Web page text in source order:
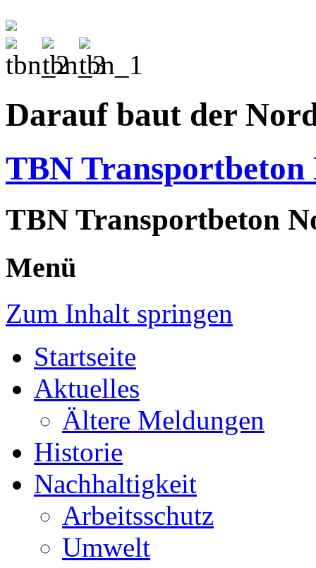
Darauf baut der
TBN
TBN Transportbeton
Menü
Zum Inhalt springen
Startseite
Aktuelles
Ältere Meldungen
Historie
Nachhaltigkeit
Arbeitsschutz
Umwelt